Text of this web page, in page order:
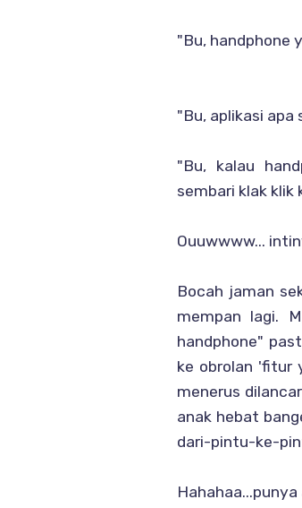
"Bu, handphone
"Bu, aplikasi
"Bu, kalau
sembari klak klik
Ouuwwww...
Bocah jaman
mempan lagi.
handphone"
ke obrolan 'fitur
menerus
anak hebat
dari-pintu-ke-